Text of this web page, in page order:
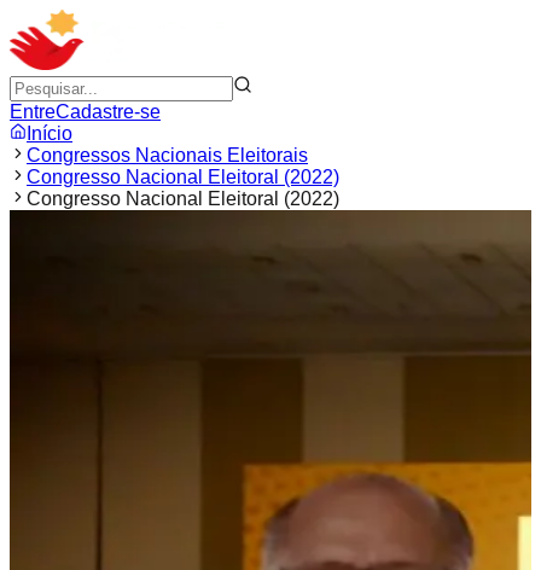
EntreCadastre-se
Início
Congressos Nacionais Eleitorais
Congresso Nacional Eleitoral (2022)
Congresso Nacional Eleitoral (2022)